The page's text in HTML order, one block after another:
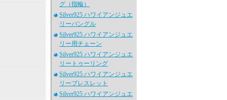
グ（指輪）
Silver925 ハワイアンジュエ
リーバングル
Silver925 ハワイアンジュエ
リー用チェーン
Silver925 ハワイアンジュエ
リートゥーリング
Silver925 ハワイアンジュエ
リーブレスレット
Silver925 ハワイアンジュエ